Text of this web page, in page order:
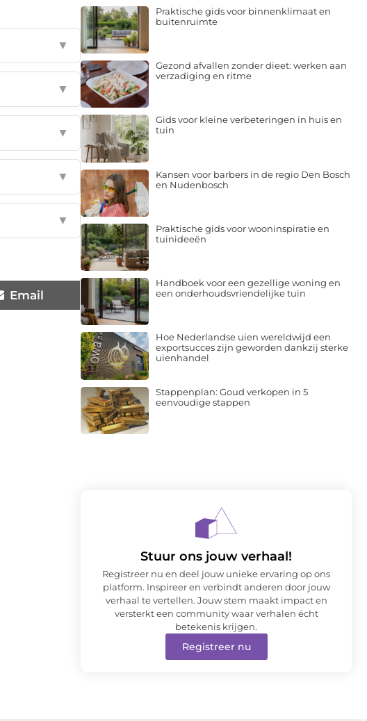
▼
▼
▼
▼
▼
Email
Praktische gids voor binnenklimaat en
buitenruimte
Gezond afvallen zonder dieet: werken aan
verzadiging en ritme
Gids voor kleine verbeteringen in huis en
tuin
Kansen voor barbers in de regio Den Bosch
en Nudenbosch
Praktische gids voor wooninspiratie en
tuinideeën
Handboek voor een gezellige woning en
een onderhoudsvriendelijke tuin
Hoe Nederlandse uien wereldwijd een
exportsucces zijn geworden dankzij sterke
uienhandel
Stappenplan: Goud verkopen in 5
eenvoudige stappen
Stuur ons jouw verhaal!
Registreer nu en deel jouw unieke ervaring op ons
platform. Inspireer en verbindt anderen door jouw
verhaal te vertellen. Jouw stem maakt impact en
versterkt een community waar verhalen écht
betekenis krijgen.
Registreer nu